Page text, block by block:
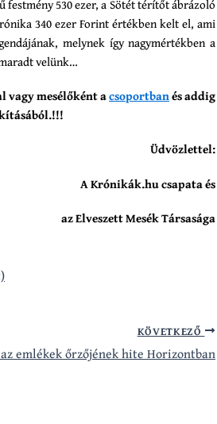
530 ezer, a Sötét térítőt ábrázoló
340 ezer Forint értékben kelt el, ami
melynek így nagymértékben a
velünk…
vagy mesélőként acsoportbanés addig
Üdvözlettel:
A Krónikák.hu csapata és
az Elveszett Mesék Társasága
KÖVETKEZŐ
emlékek őrzőjének hite Horizontban